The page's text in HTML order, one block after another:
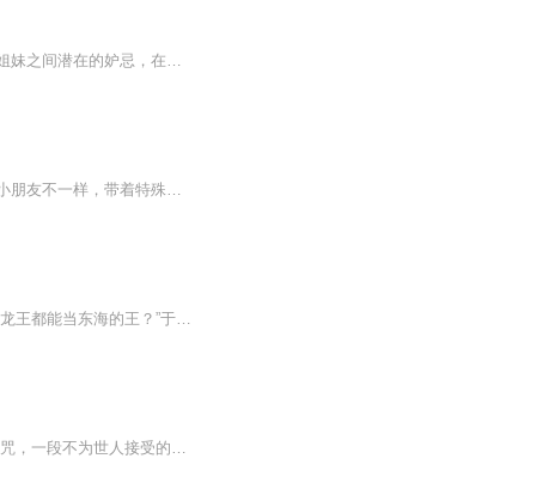
作者：莫泊桑可是一种隐约的妒忌，无害的兄弟对抗心情在他们之间开始苏醒了。这是兄弟姐妹之间潜在的妒忌，在几乎不知不觉中它慢慢成长，一直到成熟，于是在婚期或者好运降到哪一位身上时就突然爆发了。他们无疑是相爱的，可是他们也互相窥伺。当让出生时...
我的哥哥是父母收养的，哥哥到我家的那一天也是他的父母去世的那天。哥哥自小就跟其他小朋友不一样，带着特殊的体质。后来，父亲也去世了。哥哥很早就离家谋生，多年未见，直到我考上大学，去到哥哥所在城市的大学，再次见到哥哥，一系列的怪事开始在我身...
东海龙王听信虾兵、龟丞相的谗言把他身边蟹将的钳子给卸了。螃蟹想：“为什么如此昏庸的龙王都能当东海的王？”于是，大螃蟹开始一次次挑战东海龙王，在神树、花螺仙子、大青鸟的帮助下，通过十三次的挑战，最终获得了胜利。人们给它取名蟹十三。
你怕鬼吗?其实每一个厉鬼的背后,都会有一个或凄凉,或无奈,或遗憾的故事......一个千年的诅咒，一段不为世人接受的孽缘，一个不停缠绕的诡异噩梦,一个平凡无奇女孩到绝世美女的惊人蜕变，......不幸的无脸少女；奇妙的海市蜃楼；倒立的青铜悬棺；恐怖的人皮...